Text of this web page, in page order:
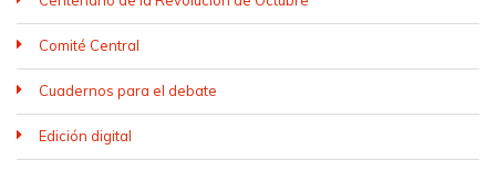
Comité Central
Cuadernos para el debate
Edición digital